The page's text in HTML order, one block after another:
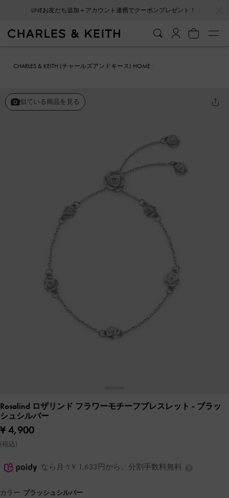
LINEお友だち追加＋アカウント連携でクーポンプレゼント！
CHARLES & KEITH (チャールズアンドキース) HOME
似ている商品を見る
Rosalind ロザリンド フラワーモチーフブレスレット - ブラッ
シュシルバー
¥ 4,900
(税込)
なら月々¥ 1,633円から。分割手数料無料
カラー: ブラッシュシルバー